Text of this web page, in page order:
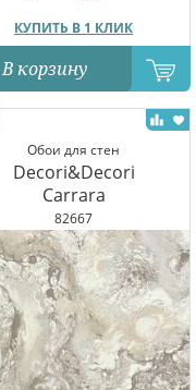
КУПИТЬ В 1 КЛИК
В корзину
Обои для стен
Decori&Decori
Carrara
82667